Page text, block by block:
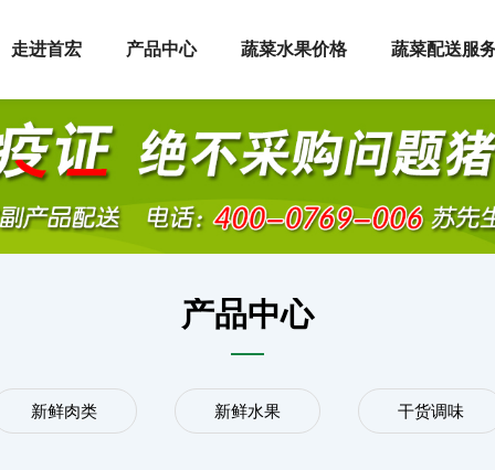
走进首宏 产品中心 蔬菜水果价格 蔬菜配送服
产品中心
新鲜肉类 新鲜水果 干货调味